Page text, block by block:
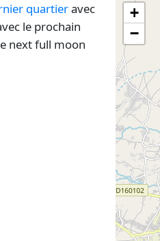
quartieravec
le prochain
next full moon
+
−